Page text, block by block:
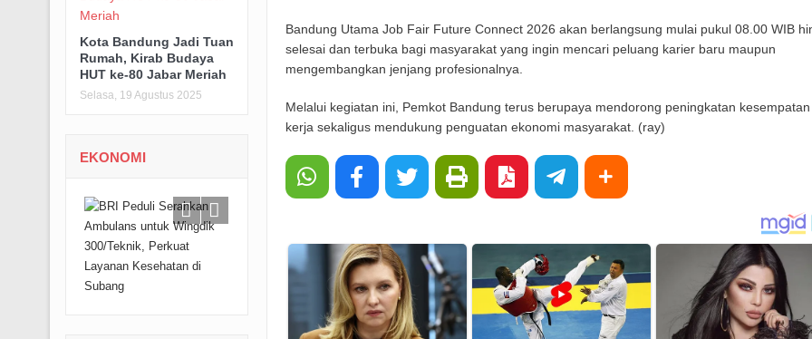
Bandung Utama Job Fair Future Connect 2026 akan berlangsung mulai pukul 08.00 WIB
selesai dan terbuka bagi masyarakat yang ingin mencari peluang karier baru maupun
mengembangkan jenjang profesionalnya.
Melalui kegiatan ini, Pemkot Bandung terus berupaya mendorong peningkatan kesempatan
kerja sekaligus mendukung penguatan ekonomi masyarakat. (ray)
Kota Bandung Jadi Tuan
Rumah, Kirab Budaya
HUT ke-80 Jabar Meriah
Selasa, 19 Agustus 2025
EKONOMI